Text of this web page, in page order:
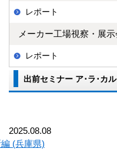
レポート
メーカー工場視察・展
レポート
出前セミナー ア･ラ･カル
2025.08.08
(兵庫県)